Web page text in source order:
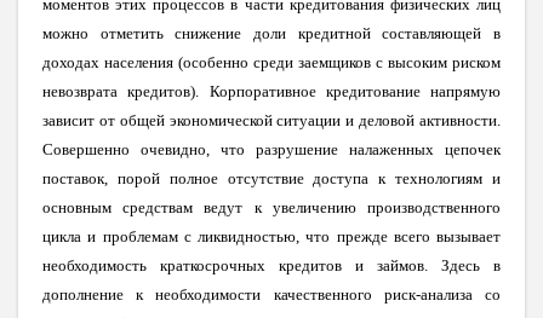
моментов этих процессов в части кредитования физических лиц
можно отметить снижение доли кредитной составляющей в
доходах населения (особенно среди заемщиков с высоким риском
невозврата кредитов). Корпоративное кредитование напрямую
зависит от общей экономической ситуации и деловой активности.
Совершенно очевидно, что разрушение налаженных цепочек
поставок, порой полное отсутствие доступа к технологиям и
основным средствам ведут к увеличению производственного
цикла и проблемам с ликвидностью, что прежде всего вызывает
необходимость краткосрочных кредитов и займов. Здесь в
дополнение к необходимости качественного риск-анализа со